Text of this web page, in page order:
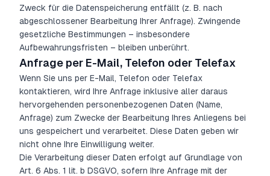
Zweck für die Datenspeicherung entfällt (z. B. nach
abgeschlossener Bearbeitung Ihrer Anfrage). Zwingende
gesetzliche Bestimmungen – insbesondere
Aufbewahrungsfristen – bleiben unberührt.
Anfrage per E-Mail, Telefon oder Telefax
Wenn Sie uns per E-Mail, Telefon oder Telefax
kontaktieren, wird Ihre Anfrage inklusive aller daraus
hervorgehenden personenbezogenen Daten (Name,
Anfrage) zum Zwecke der Bearbeitung Ihres Anliegens bei
uns gespeichert und verarbeitet. Diese Daten geben wir
nicht ohne Ihre Einwilligung weiter.
Die Verarbeitung dieser Daten erfolgt auf Grundlage von
Art. 6 Abs. 1 lit. b DSGVO, sofern Ihre Anfrage mit der